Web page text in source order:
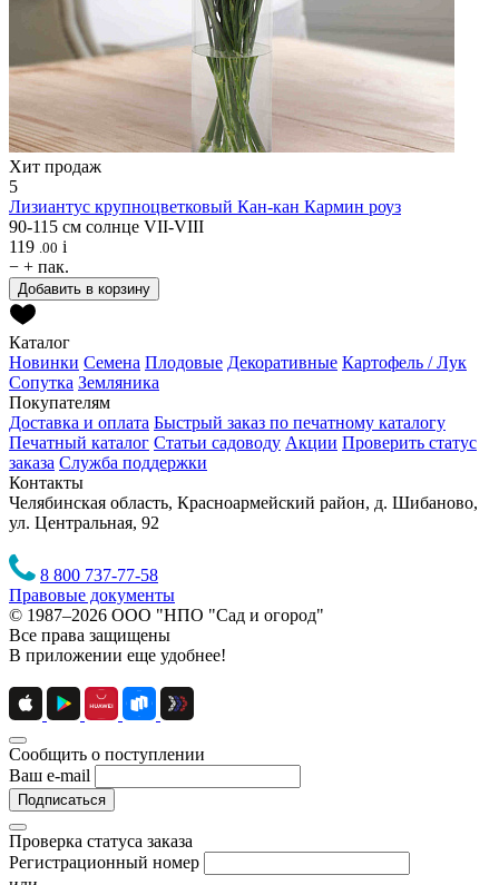
Хит продаж
5
Лизиантус крупноцветковый Кан-кан Кармин роуз
90-115 см солнце VII-VIII
119 .00 i
− + пак.
Добавить в корзину
Каталог
Новинки Семена Плодовые Декоративные Картофель / Лук
Сопутка Земляника
Покупателям
Доставка и оплата Быстрый заказ по печатному каталогу
Печатный каталог Статьи садоводу Акции Проверить статус
заказа Служба поддержки
Контакты
Челябинская область, Красноармейский район, д. Шибаново,
ул. Центральная, 92
8 800 737-77-58
Правовые документы
© 1987–2026 ООО "НПО "Сад и огород"
Все права защищены
В приложении еще удобнее!
Сообщить о поступлении
Ваш e-mail
Подписаться
Проверка статуса заказа
Регистрационный номер